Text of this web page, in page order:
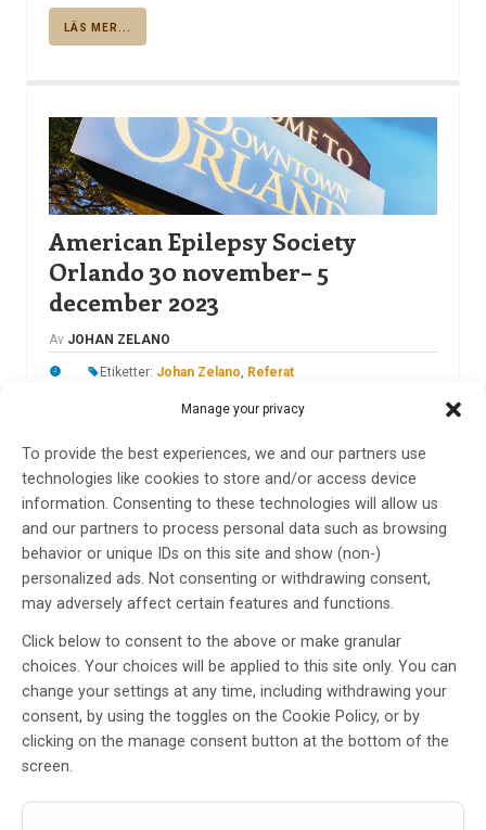
Manage your privacy
To provide the best experiences, we and our partners use
technologies like cookies to store and/or access device
information. Consenting to these technologies will allow us
and our partners to process personal data such as browsing
behavior or unique IDs on this site and show (non-)
personalized ads. Not consenting or withdrawing consent,
may adversely affect certain features and functions.
Click below to consent to the above or make granular
choices. Your choices will be applied to this site only. You can
change your settings at any time, including withdrawing your
consent, by using the toggles on the Cookie Policy, or by
clicking on the manage consent button at the bottom of the
screen.
LÄS MER...
American Epilepsy Society
Orlando 30 november– 5
december 2023
Av JOHAN ZELANO
Etiketter: Johan Zelano, Referat
På det amerikanska epilepsisällskapets årsmöte
testresultat och AI, men också klassisk
läkemedelsbehandling och epilepsikirurgi. Johan
Zelano, professor i Göteborg, var på plats i Florida och
bidrar med denna sammanfattning.
LÄS MER...